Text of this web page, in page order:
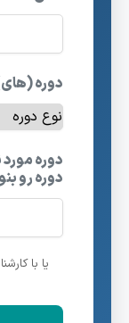
دوره (های) مورد
دوره مورد نظرت
دوره رو بنویس.
یا با کارشناسان ما تماس